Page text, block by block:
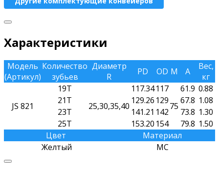
Характеристики
Модель
(Артикул)
Количество
зубьев
Диаметр
R
PD OD M A
Вес,
кг
JS 821
19T
25,30,35,40
117.34 117
75
61.9 0.88
21T
129.26 129 67.8 1.08
23T
141.21 142 73.8 1.30
25T
153.20 154 79.8 1.50
Цвет
Материал
Желтый
MC